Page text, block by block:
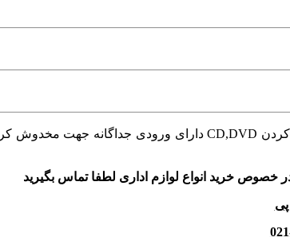
خصوص خرید انواع لوازم اداری لطفا تماس بگیرید
پی